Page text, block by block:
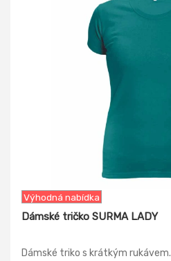
Výhodná nabídka
Dámské tričko SURMA LADY
Dámské triko s krátkým rukávem.